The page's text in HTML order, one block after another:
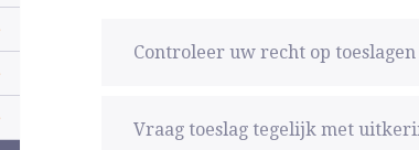
Controleer uw recht op toeslagen
Vraag toeslag tegelijk met